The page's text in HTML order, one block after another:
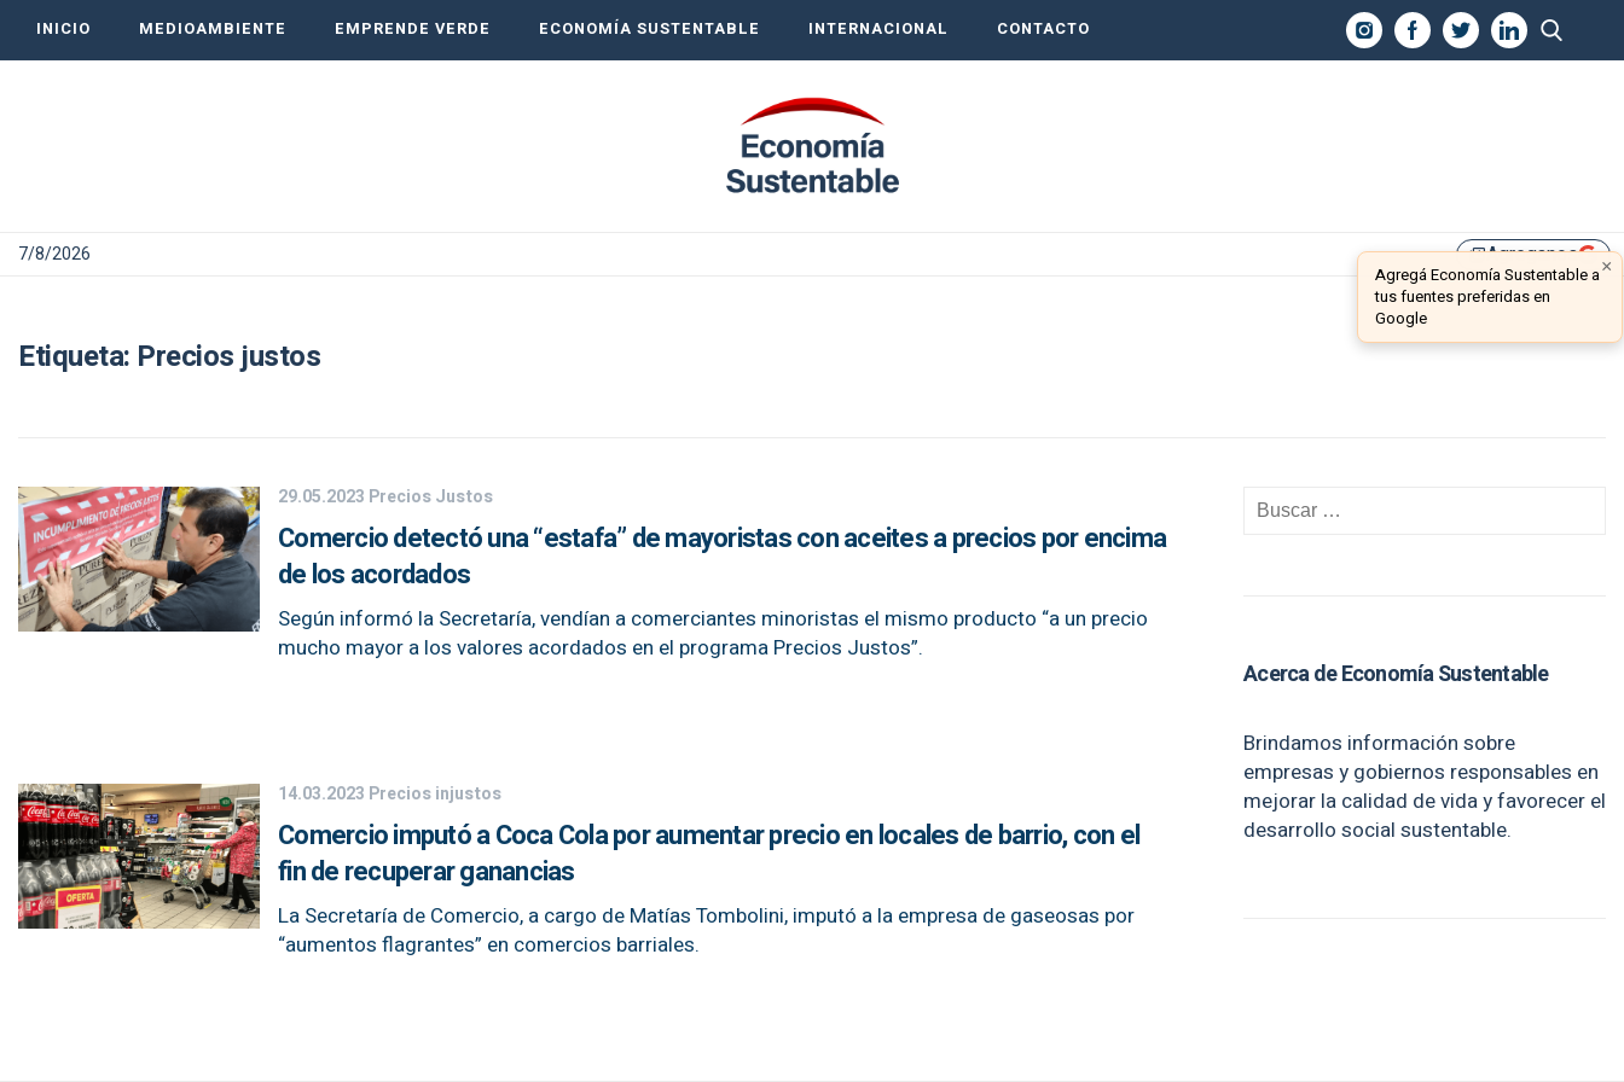
INICIO MEDIOAMBIENTE EMPRENDE VERDE ECONOMÍA SUSTENTABLE INTERNACIONAL CONTACTO
7/8/2026 library_addAgreganos ×
Agregá Economía Sustentable a
tus fuentes preferidas en
Google
Etiqueta: Precios justos
29.05.2023 Precios Justos
Comercio detectó una “estafa” de mayoristas con aceites a precios por encima
de los acordados
Según informó la Secretaría, vendían a comerciantes minoristas el mismo producto “a un precio
mucho mayor a los valores acordados en el programa Precios Justos”.
14.03.2023 Precios injustos
Comercio imputó a Coca Cola por aumentar precio en locales de barrio, con el
fin de recuperar ganancias
La Secretaría de Comercio, a cargo de Matías Tombolini, imputó a la empresa de gaseosas por
“aumentos flagrantes” en comercios barriales.
Acerca de Economía Sustentable
Brindamos información sobre
empresas y gobiernos responsables en
mejorar la calidad de vida y favorecer el
desarrollo social sustentable.